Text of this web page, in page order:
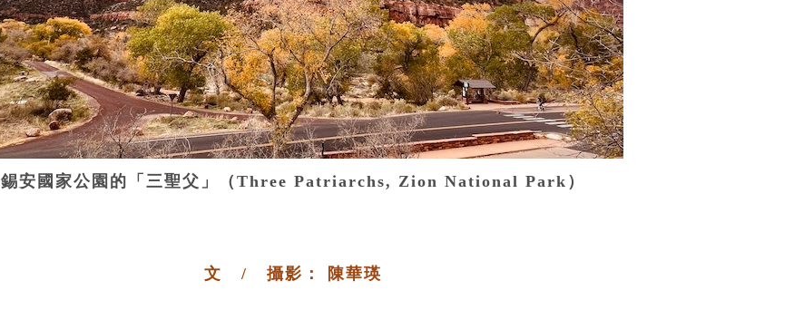
錫安國家公園的「三聖父」（Three Patriarchs, Zion National Park）
文 / 攝影： 陳華瑛